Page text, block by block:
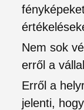
Nem sok
erről a
Erről a
jelenti,